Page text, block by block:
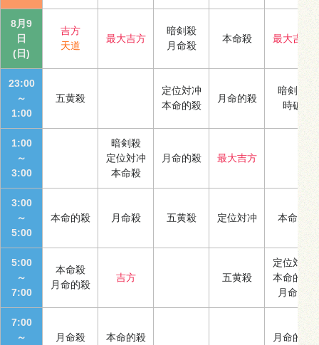
8月9
日
(日)
吉方
天道
最大吉方
暗剣殺
月命殺
本命殺 最大吉方
23:00
～
1:00
五黄殺
定位対冲
本命的殺
月命的殺
暗剣殺
時破
1:00
～
3:00
暗剣殺
定位対冲
本命殺
月命的殺 最大吉方
3:00
～
5:00
本命的殺 月命殺 五黄殺 定位対冲 本命殺
5:00
～
7:00
本命殺
月命的殺
吉方 五黄殺
定位対冲
本命的殺
月命殺
7:00
～
月命殺 本命的殺 月命的殺